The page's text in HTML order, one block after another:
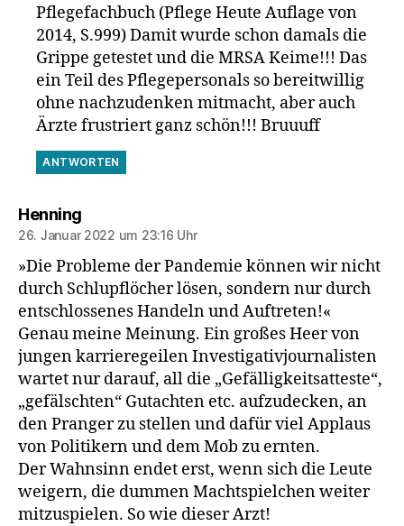
Pflegefachbuch (Pflege Heute Auflage von
2014, S.999) Damit wurde schon damals die
Grippe getestet und die MRSA Keime!!! Das
ein Teil des Pflegepersonals so bereitwillig
ohne nachzudenken mitmacht, aber auch
Ärzte frustriert ganz schön!!! Bruuuff
ANTWORTEN
Henningsagt:
26. Januar 2022 um 23:16 Uhr
»Die Probleme der Pandemie können wir nicht
durch Schlupflöcher lösen, sondern nur durch
entschlossenes Handeln und Auftreten!«
Genau meine Meinung. Ein großes Heer von
jungen karrieregeilen Investigativjournalisten
wartet nur darauf, all die „Gefälligkeitsatteste“,
„gefälschten“ Gutachten etc. aufzudecken, an
den Pranger zu stellen und dafür viel Applaus
von Politikern und dem Mob zu ernten.
Der Wahnsinn endet erst, wenn sich die Leute
weigern, die dummen Machtspielchen weiter
mitzuspielen. So wie dieser Arzt!